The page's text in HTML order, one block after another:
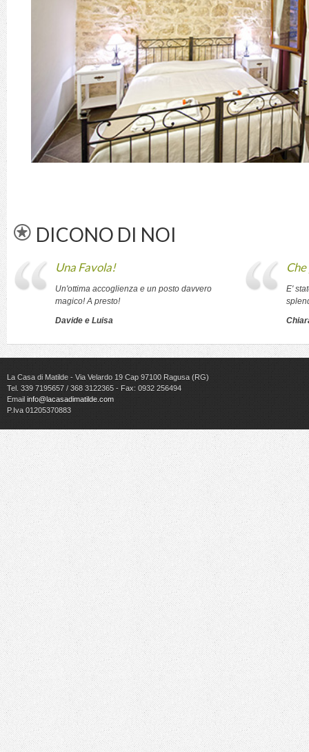
DICONO DI NOI
Una Favola!
Un'ottima accoglienza e un posto davvero
magico! A presto!
Davide e Luisa
E'
La Casa di Matilde - Via Velardo 19 Cap 97100 Ragusa (RG)
Tel. 339 7195657 / 368 3122365 - Fax: 0932 256494
Email info@lacasadimatilde.com
P.Iva 01205370883